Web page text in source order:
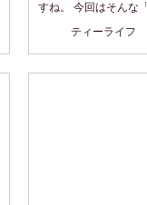
すね。 今回はそんな
ントがあるというの
【S2ND ニュープラ
円 グロッシーなテク
ティーライフ